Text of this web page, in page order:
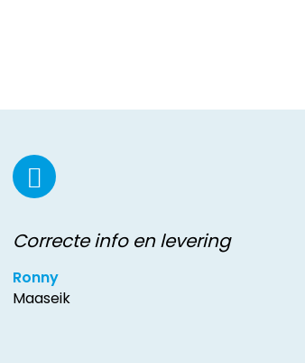
Correcte info en levering
Ronny
Maaseik